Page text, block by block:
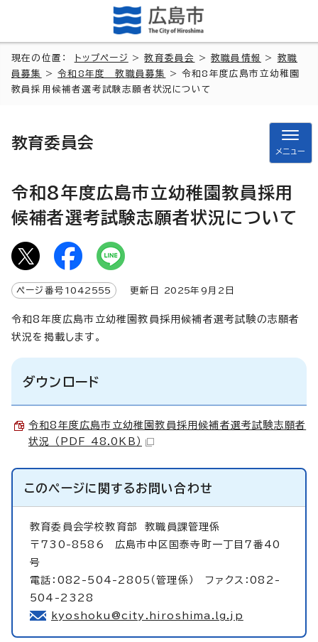
現在の位置： トップページ >教育委員会 >教職員情報 > 教職
員募集
>令和8年度 教職員募集
> 令和8年度広島市立幼稚園
教員採用候補者選考試験志願者状況について
教育委員会
メニュー
令和8年度広島市立幼稚園教員採用
候補者選考試験志願者状況について
ページ番号 1042555 更新日 2025年9月2日
令和8年度広島市立幼稚園教員採用候補者選考試験の志願者
状況を掲載します。
ダウンロード
令和8年度広島市立幼稚園教員採用候補者選考試験志願者
状況 （PDF 48.0KB）
このページに関するお問い合わせ
教育委員会学校教育部教職員課管理係
〒730-8586 広島市中区国泰寺町一丁目7番40
号
電話：082-504-2805（管理係） ファクス：082-
504-2328
kyoshoku@city.hiroshima.lg.jp